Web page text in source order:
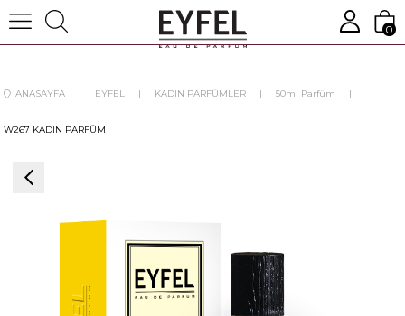
0
ANASAYFA EYFEL KADIN PARFÜMLER 50ml Parfüm
W267 KADIN PARFÜM